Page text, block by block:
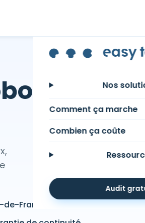
Nos
Comment ça marche
Combien ça coûte
Audit
des
France